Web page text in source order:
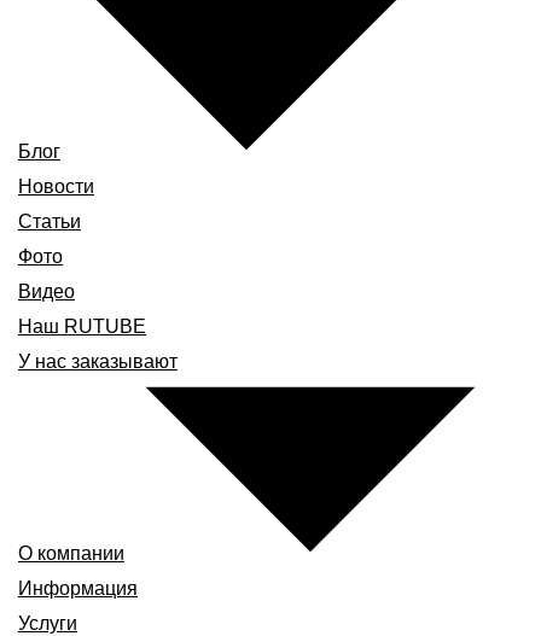
Блог
Новости
Статьи
Фото
Видео
Наш RUTUBE
У нас заказывают
О компании
Информация
Услуги